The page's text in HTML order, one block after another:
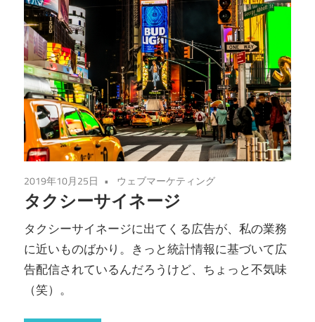
2019年10月25日 ウェブマーケティング
タクシーサイネージ
タクシーサイネージに出てくる広告が、私の業務
に近いものばかり。きっと統計情報に基づいて広
告配信されているんだろうけど、ちょっと不気味
（笑）。